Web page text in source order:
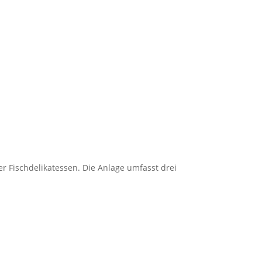
Fischdelikatessen. Die Anlage umfasst drei